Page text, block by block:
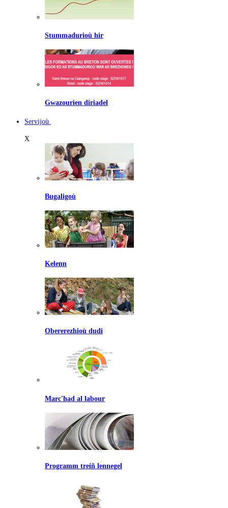
Stummadurioù hir
Gwazourien diriadel
Servijoù
X
Bugaligoù
Kelenn
Obererezhioù dudi
Marc'had al labour
Programm treiñ lennegel